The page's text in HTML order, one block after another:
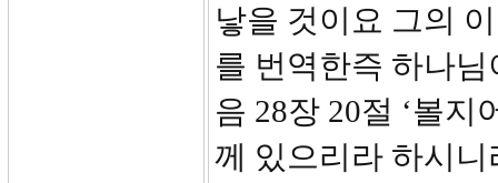
낳을 것이요 그의
를 번역한즉 하나
음 28장 20절 ‘볼
께 있으리라 하시